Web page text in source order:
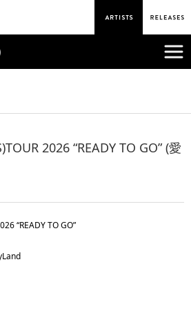
2026 “READY TO GO” (愛
“READY TO GO”